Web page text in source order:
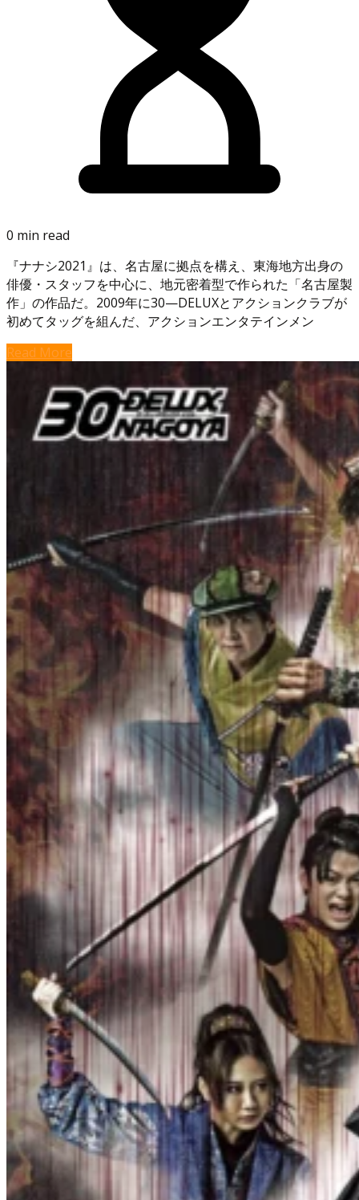
0 min read
『ナナシ2021』は、名古屋に拠点を構え、東海地方出身の
俳優・スタッフを中心に、地元密着型で作られた「名古屋製
作」の作品だ。2009年に30—DELUXとアクションクラブが
初めてタッグを組んだ、アクションエンタテインメン
Read More